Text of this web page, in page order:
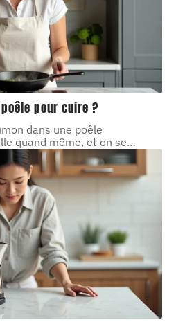
pour cuire ?
dans une poêle
quand même, et on se…